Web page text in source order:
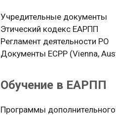
Учредительные документы
Этический кодекс ЕАРПП
Регламент деятельности РО
Документы ЕСРР (Vienna,
Обучение в ЕАРПП
Программы дополнительного